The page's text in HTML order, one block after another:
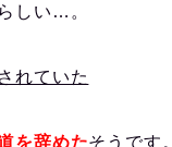
らしい…。
れていた
を辞めたそうです。